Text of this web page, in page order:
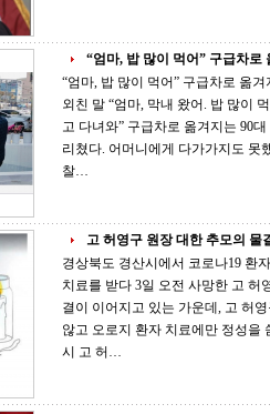
“엄마, 밥 많이 먹어” 구급차로
“엄마, 밥 많이 먹어” 구급차로 옮
외친 말 “엄마, 막내 왔어. 밥 많이 먹어야 해…” “기다릴 테니까 아무 걱정하지 말
고 다녀와” 구급차로 옮겨지는 90대 어머니를 향해 백발이 성성한 60대 아들이 소
리쳤다. 어머니에게 다가가지도 못했던 아들은 멀리서나마, 30초도 되지 않는
찰…
고 허영구 원장 대한 추모의 물
경상북도 경산시에서 코로나19 환
치료를 받다 3일 오전 사망한 고 허영구 원장(허영구내 과의원)에 대한 추모의 물
결이 이어지고 있는 가운데, 고 허
않고 오로지 환자 치료에만 정성을 쏟은 분"으
시 고 허…